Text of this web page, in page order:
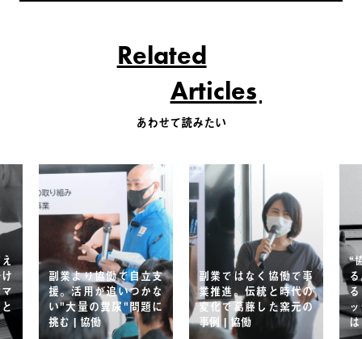
Related
Articles
あわせて読みたい
副業より協働で自立支
援。活用が追いつかな
い"大量の糞尿"問題に
挑む | 協働
副業ではなく協働で事
業推進。伝統と時代の
変化で葛藤した窯元の
事例 | 協働
“